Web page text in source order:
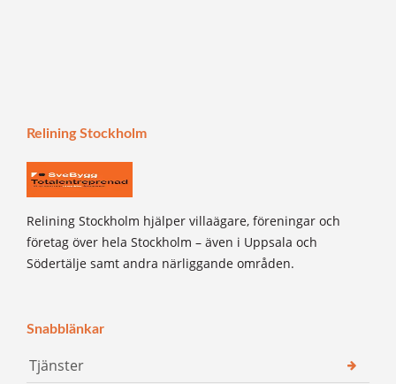
Relining Stockholm
Relining Stockholm hjälper villaägare, föreningar och
företag över hela Stockholm – även i Uppsala och
Södertälje samt andra närliggande områden.
Snabblänkar
Tjänster